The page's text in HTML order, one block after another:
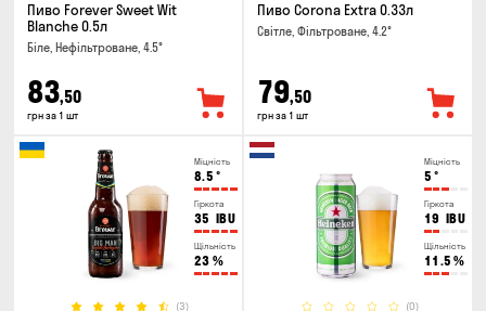
Пиво Forever Sweet Wit
Blanche 0.5л
Біле, Нефільтроване, 4.5°
83,50
грн за 1 шт
Пиво Corona Extra 0.33л
Світле, Фільтроване, 4.2°
79,50
грн за 1 шт
Міцність
8.5 °
Гіркота
35 IBU
Щільність
23 %
(3)
Міцність
5 °
Гіркота
19 IBU
Щільність
11.5 %
(0)